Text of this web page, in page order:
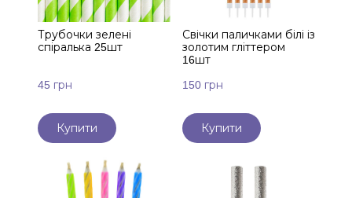
Трубочки зелені
спіралька 25шт
45 грн
Купити
Свічки паличками білі із
золотим гліттером
16шт
150 грн
Купити